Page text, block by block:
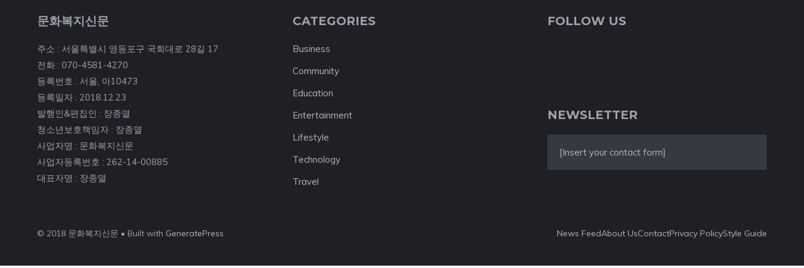
문화복지신문
주소 : 서울특별시 영등포구 국회대로 28길 17
전화 : 070-4581-4270
등록번호 : 서울, 아10473
등록일자 : 2018.12.23
발행인&편집인 : 장종열
청소년보호책임자 : 장종열
사업자명 : 문화복지신문
사업자등록번호 : 262-14-00885
대표자명 : 장종열
CATEGORIES
Business
Community
Education
Entertainment
Lifestyle
Technology
Travel
FOLLOW US
NEWSLETTER
[Insert your contact form]
© 2018 문화복지신문 • Built with GeneratePress News FeedAbout UsContactPrivacy PolicyStyle Guide